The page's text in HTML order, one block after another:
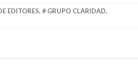
EDITORES, GRUPO CLARIDAD,